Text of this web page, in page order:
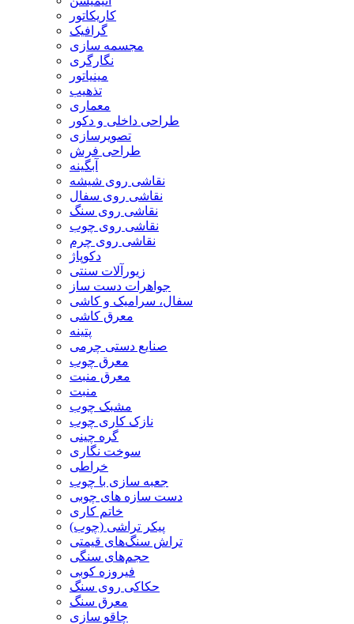
کاریکاتور
گرافیک
مجسمه سازی
نگارگری
مینیاتور
تذهیب
معماری
طراحی داخلی و دکور
تصویرسازی
طراحی فرش
آبگینه
نقاشی روی شیشه
نقاشی روی سفال
نقاشی روی سنگ
نقاشی روی چوب
نقاشی روی چرم
دکوپاژ
زیورآلات سنتی
جواهرات دست ساز
سفال، سرامیک و کاشی
معرق کاشی
پتینه
صنایع دستی چرمی
معرق چوب
معرق منبت
منبت
مشبک چوب
نازک کاری چوب
گره چینی
سوخت نگاری
خراطی
جعبه سازی با چوب
دست سازه های چوبی
خاتم کاری
پیکر تراشی (چوب)
تراش سنگ‌های قیمتی
حجم‌های سنگی
فیروزه کوبی
حکاکی روی سنگ
معرق سنگ
چاقو سازی